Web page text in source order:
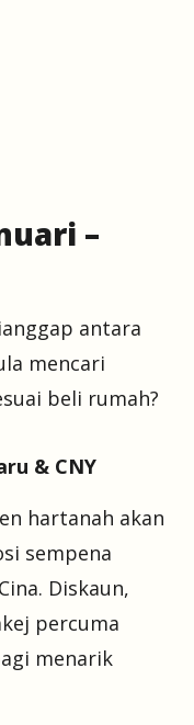
–
antara
mencari
beli rumah?
& CNY
hartanah akan
sempena
Diskaun,
percuma
menarik